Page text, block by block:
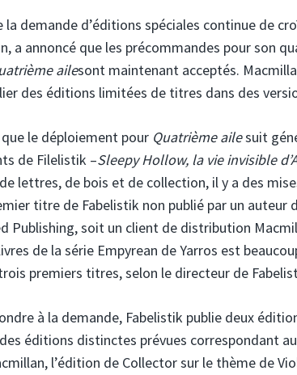
la demande d’éditions spéciales continue de
a annoncé que les précommandes pour son
ailesont maintenant acceptés.
des éditions limitées de titres dans des
le déploiement pour Quatrième ailesuit
de Filelistik –Sleepy Hollow, la vie invisible
lettres, de bois et de collection, il y a des
titre de Fabelistik non publié par un auteur
Publishing, soit un client de distribution
de la série Empyrean de Yarros est
premiers titres, selon le directeur de
à la demande, Fabelistik publie deux
éditions distinctes prévues correspondant
l’édition de Collector sur le thème de